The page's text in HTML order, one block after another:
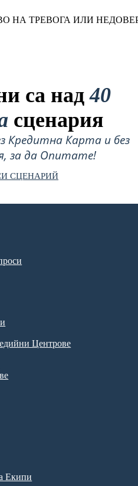
НА ТРЕВОГА ИЛИ
са над40
сценария
Кредитна Карта и без
за да Опитате!
СЦЕНАРИЙ
Центрове
Екипи